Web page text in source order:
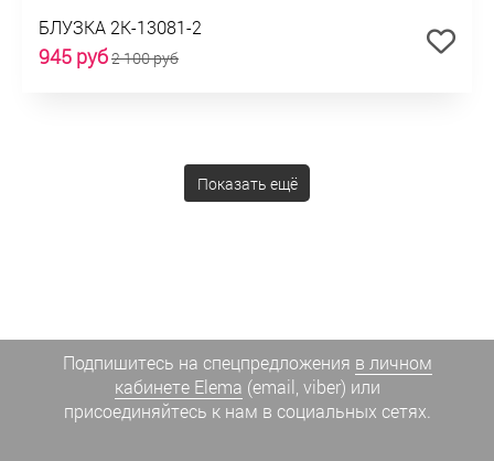
БЛУЗКА 2К-13081-2
945 руб2 100 руб
Показать ещё
Подпишитесь на спецпредложения в личном
кабинете Elema (email, viber) или
присоединяйтесь к нам в социальных сетях.